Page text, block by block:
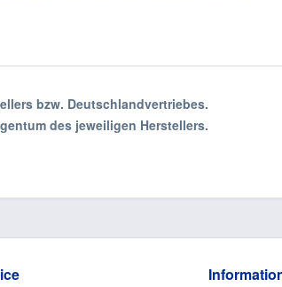
bzw. Deutschlandvertriebes.
des jeweiligen Herstellers.